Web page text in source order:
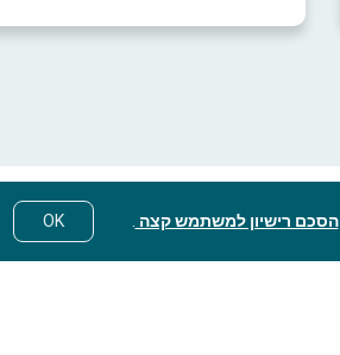
הסכם רישיון למשתמש קצה OK